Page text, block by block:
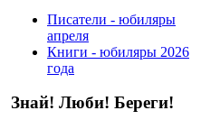
Писатели - юбиляры
апреля
Книги - юбиляры 2026
года
Знай! Люби! Береги!